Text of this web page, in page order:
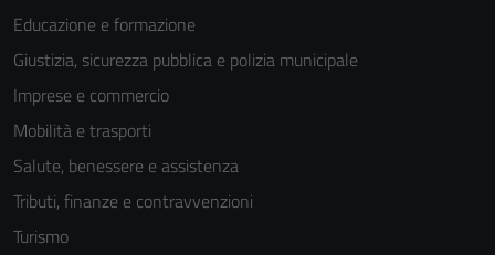
Educazione e formazione
Giustizia, sicurezza pubblica e polizia municipale
Imprese e commercio
Mobilità e trasporti
Salute, benessere e assistenza
Tributi, finanze e contravvenzioni
Turismo